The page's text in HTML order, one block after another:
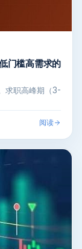
门槛高需求的
求职高峰期（3-
阅读